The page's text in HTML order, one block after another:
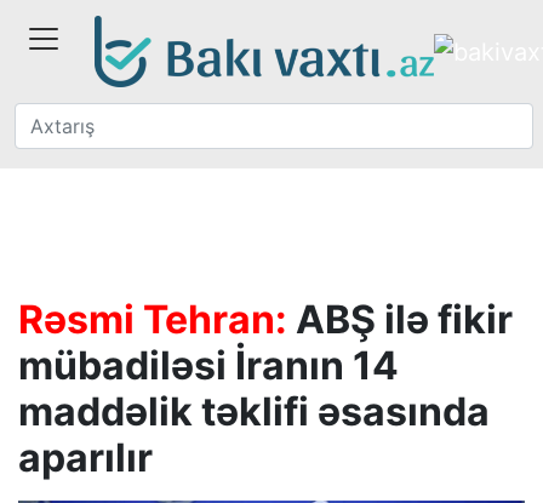
Rəsmi Tehran: ABŞ ilə fikir
mübadiləsi İranın 14
maddəlik təklifi əsasında
aparılır